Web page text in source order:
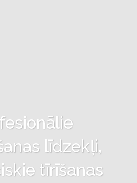
līdzekļi,
tīrīšanas